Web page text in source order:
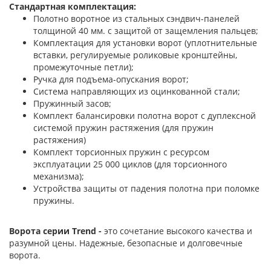
Стандартная комплектация:
Полотно воротное из стальных сэндвич-панелей
толщиной 40 мм. с защитой от защемления пальцев;
Комплектация для установки ворот (уплотнительные
вставки, регулируемые роликовые кронштейны,
промежуточные петли);
Ручка для подъема-опускания ворот;
Система направляющих из оцинкованной стали;
Пружинный засов;
Комплект балансировки полотна ворот с дуплексной
системой пружин растяжения (для пружин
растяжения)
Комплект торсионных пружин с ресурсом
эксплуатации 25 000 циклов (для торсионного
механизма);
Устройства защиты от падения полотна при поломке
пружины.
Ворота серии Trend - это сочетание высокого качества и
разумной цены. Надежные, безопасные и долговечные
ворота.